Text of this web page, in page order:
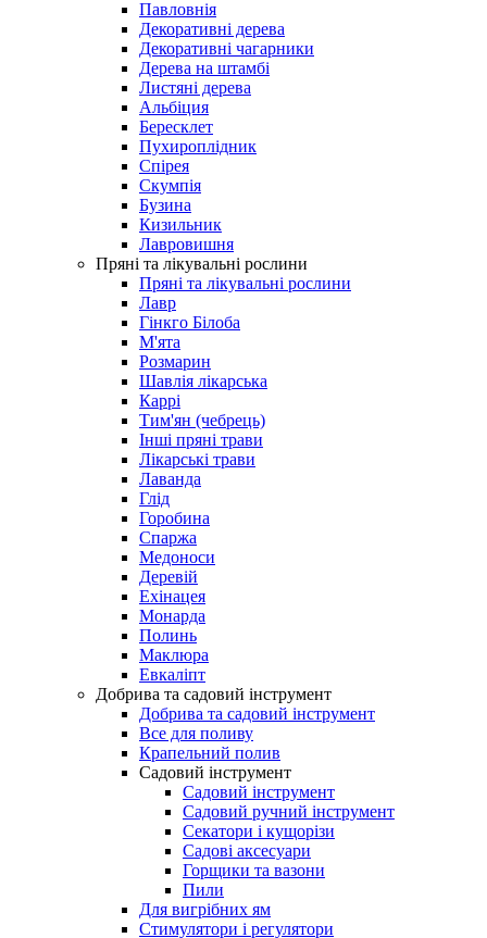
Павловнія
Декоративні дерева
Декоративні чагарники
Дерева на штамбі
Листяні дерева
Альбіция
Бересклет
Пухироплідник
Спірея
Скумпія
Бузина
Кизильник
Лавровишня
Пряні та лікувальні рослини
Пряні та лікувальні рослини
Лавр
Гінкго Білоба
М'ята
Розмарин
Шавлія лікарська
Каррі
Тим'ян (чебрець)
Інші пряні трави
Лікарські трави
Лаванда
Глід
Горобина
Спаржа
Медоноси
Деревій
Ехінацея
Монарда
Полинь
Маклюра
Евкаліпт
Добрива та садовий інструмент
Добрива та садовий інструмент
Все для поливу
Крапельний полив
Садовий інструмент
Садовий інструмент
Садовий ручний інструмент
Секатори і кущорізи
Садові аксесуари
Горщики та вазони
Пили
Для вигрібних ям
Стимулятори і регулятори